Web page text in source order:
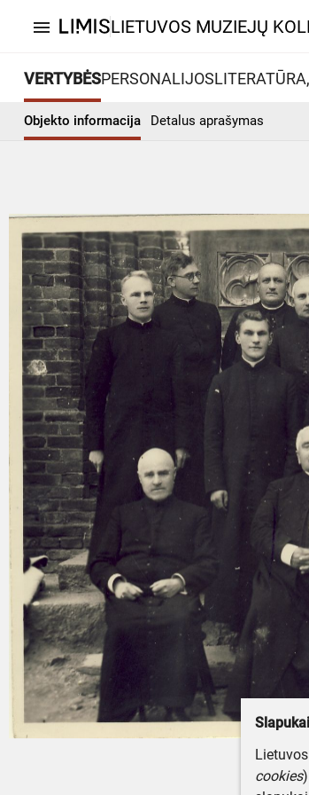
menu LIETUVOS MUZIEJŲ
VERTYBĖSPERSONALIJOS
Objekto informacija Detalus aprašymas
Slapukai
cookies